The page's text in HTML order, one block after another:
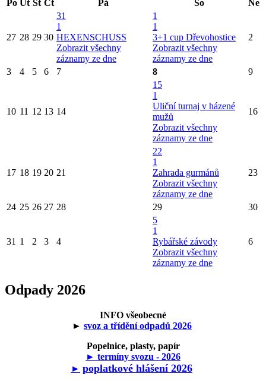
Po Út St Čt Pá So Ne
27 28 29 30
31
1
HEXENSCHUSS
Zobrazit všechny
záznamy ze dne
1
1
3+1 cup Dřevohostice
Zobrazit všechny
záznamy ze dne
2
3 4 5 6 7 8 9
10 11 12 13 14
15
1
Uliční turnaj v házené
mužů
Zobrazit všechny
záznamy ze dne
16
17 18 19 20 21
22
1
Zahrada gurmánů
Zobrazit všechny
záznamy ze dne
23
24 25 26 27 28 29 30
31 1 2 3 4
5
1
Rybářské závody
Zobrazit všechny
záznamy ze dne
6
Odpady 2026
INFO všeobecné
► svoz a třídění odpadů 2026
Popelnice, plasty, papír
► termíny svozu - 2026
► poplatkové hlášení 2026